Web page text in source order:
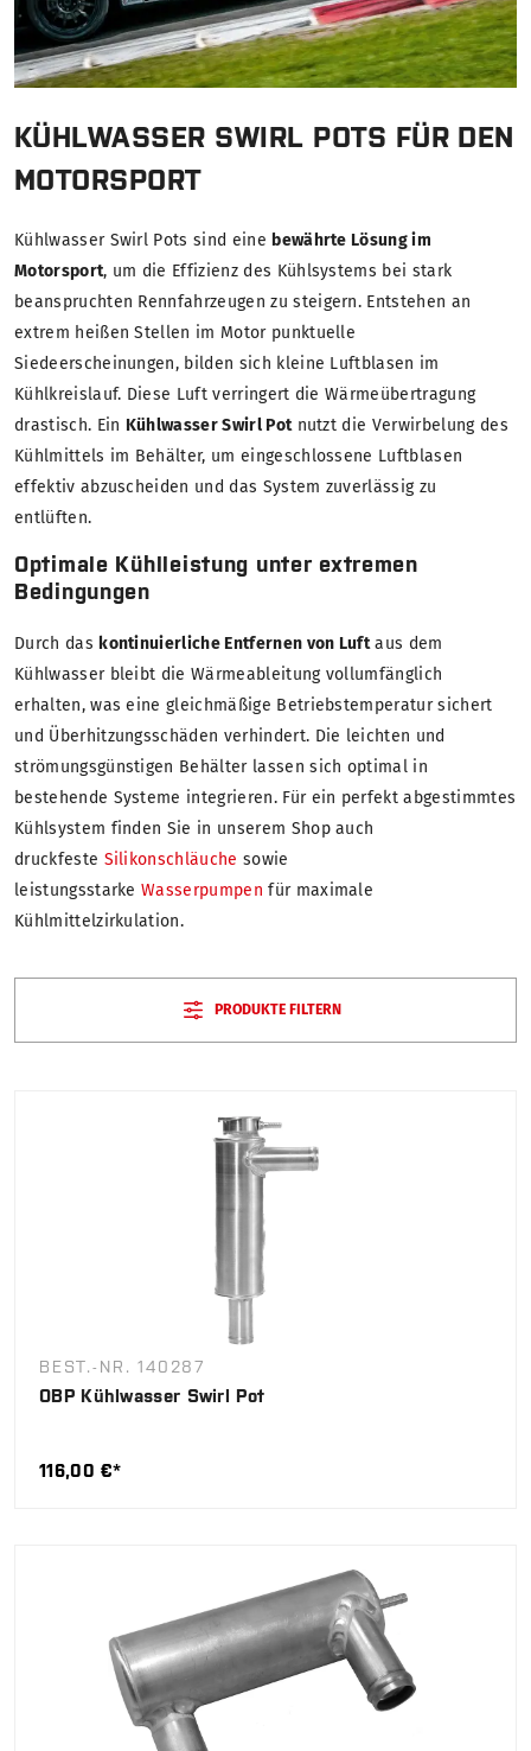
KÜHLWASSER SWIRL POTS FÜR DEN
MOTORSPORT
Kühlwasser Swirl Pots sind eine bewährte Lösung im
Motorsport, um die Effizienz des Kühlsystems bei stark
beanspruchten Rennfahrzeugen zu steigern. Entstehen an
extrem heißen Stellen im Motor punktuelle
Siedeerscheinungen, bilden sich kleine Luftblasen im
Kühlkreislauf. Diese Luft verringert die Wärmeübertragung
drastisch. Ein Kühlwasser Swirl Potnutzt die Verwirbelung des
Kühlmittels im Behälter, um eingeschlossene Luftblasen
effektiv abzuscheiden und das System zuverlässig zu
entlüften.
Optimale Kühlleistung unter extremen
Bedingungen
Durch das kontinuierliche Entfernen von Luftaus dem
Kühlwasser bleibt die Wärmeableitung vollumfänglich
erhalten, was eine gleichmäßige Betriebstemperatur sichert
und Überhitzungsschäden verhindert. Die leichten und
strömungsgünstigen Behälter lassen sich optimal in
bestehende Systeme integrieren. Für ein perfekt abgestimmtes
Kühlsystem finden Sie in unserem Shop auch
druckfeste Silikonschläuche sowie
leistungsstarkeWasserpumpen für maximale
Kühlmittelzirkulation.
PRODUKTE FILTERN
BEST.-NR. 140287
OBP Kühlwasser Swirl Pot
116,00 €*